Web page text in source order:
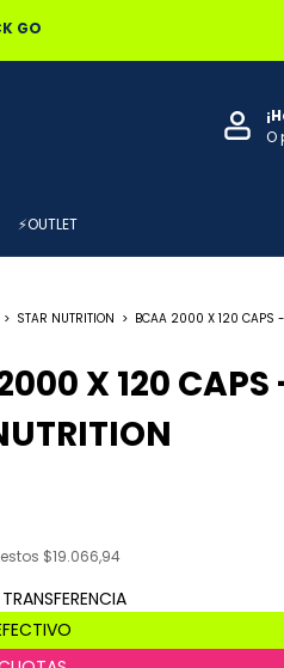
O
⚡OUTLET
> STAR NUTRITION > BCAA 2000 X 120 CAPS
X 120 CAPS
$19.066,94